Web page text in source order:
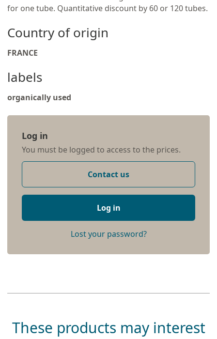
for one tube. Quantitative discount by 60 or 120 tubes.
Country of origin
FRANCE
labels
organically used
Log in
You must be logged to access to the prices.
Contact us
Log in
Lost your password?
These products may interest